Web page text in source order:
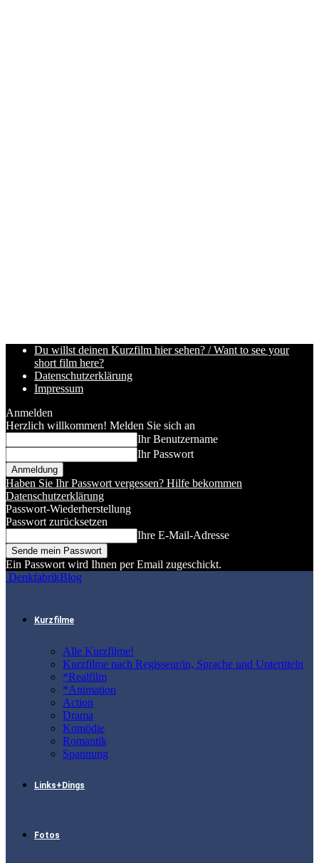
Du willst deinen Kurzfilm hier sehen? / Want to see your
short film here?
Datenschutzerklärung
Impressum
Anmelden
Herzlich willkommen! Melden Sie sich an
Ihr Benutzername
Ihr Passwort
Haben Sie Ihr Passwort vergessen? Hilfe bekommen
Datenschutzerklärung
Passwort-Wiederherstellung
Passwort zurücksetzen
Ihre E-Mail-Adresse
Ein Passwort wird Ihnen per Email zugeschickt.
DenkfabrikBlog
Kurzfilme
Alle Kurzfilme!
Kurzfilme nach Regisseur/in, Sprache und Untertiteln
*Realfilm
*Animation
Action
Drama
Komödie
Romantik
Spannung
Links+Dings
Fotos